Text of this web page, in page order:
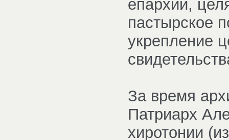
епархии,
пастырское
укрепление
За время
Патриарх
хиротонии